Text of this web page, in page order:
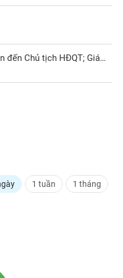
NPS: CTCP Đầu tư và xây dựng công trình 557 - người có liên quan đến Chủ tịch HĐQT; Giám đốc - đã mua 191,320 CP
1 tuần 1 tháng